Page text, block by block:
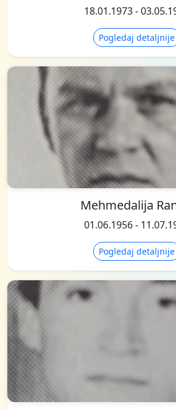
18.01.1973 -
Pogledaj detaljnije
Mehmedalija
01.06.1956 -
Pogledaj detaljnije